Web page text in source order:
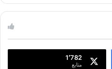
1٬782
متابع